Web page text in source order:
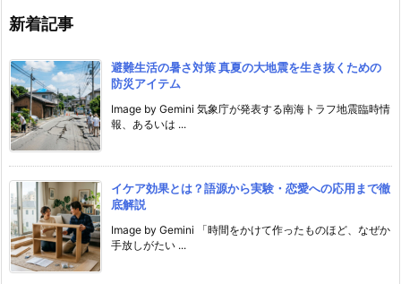
新着記事
避難生活の暑さ対策 真夏の大地震を生き抜くための
防災アイテム
Image by Gemini 気象庁が発表する南海トラフ地震臨時情
報、あるいは ...
イケア効果とは？語源から実験・恋愛への応用まで徹
底解説
Image by Gemini 「時間をかけて作ったものほど、なぜか
手放しがたい ...